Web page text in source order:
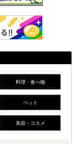
料理・食べ物
ペット
美容・コスメ